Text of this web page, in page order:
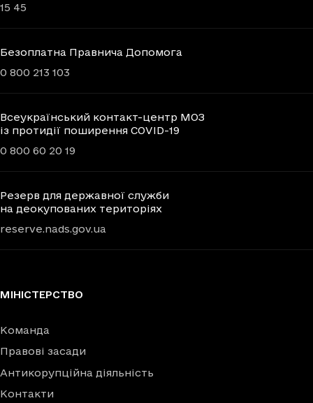
15 45
Безоплатна Правнича Допомога
0 800 213 103
Всеукраїнський контакт-центр МОЗ
із протидії поширення COVID-19
0 800 60 20 19
Резерв для державної служби
на деокупованих територіях
reserve.nads.gov.ua
МІНІСТЕРСТВО
Команда
Правові засади
Антикорупційна діяльність
Контакти